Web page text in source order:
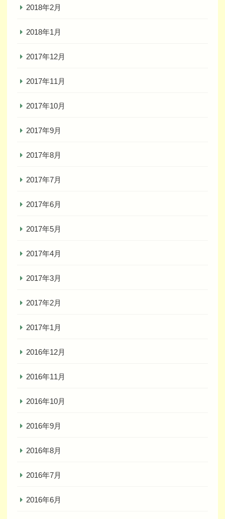
2018年2月
2018年1月
2017年12月
2017年11月
2017年10月
2017年9月
2017年8月
2017年7月
2017年6月
2017年5月
2017年4月
2017年3月
2017年2月
2017年1月
2016年12月
2016年11月
2016年10月
2016年9月
2016年8月
2016年7月
2016年6月